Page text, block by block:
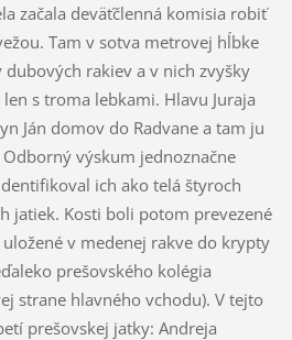
začala deväťčlenná komisia robiť
Tam v sotva metrovej hĺbke
rakiev a v nich zvyšky
s troma lebkami. Hlavu Juraja
Ján domov do Radvane a tam ju
výskum jednoznačne
ich ako telá štyroch
jatiek. Kosti boli potom prevezené
v medenej rakve do krypty
prešovského kolégia
strane hlavného vchodu). V tejto
prešovskej jatky: Andreja